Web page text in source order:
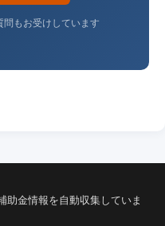
もお受けしています
助金情報を自動収集していま